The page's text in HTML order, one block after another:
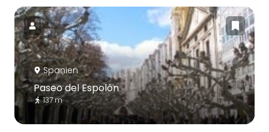
Spanien
Paseo del Espolón
137 m